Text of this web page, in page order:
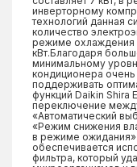
инверторному
технологий данная
количество
режиме охлаждения
кВт.Благодаря
минимальному
кондиционера
поддерживать
функций Daikin Shira
переключение
«Автоматический
«Режим снижения
в режиме
обеспечивается
фильтра, который